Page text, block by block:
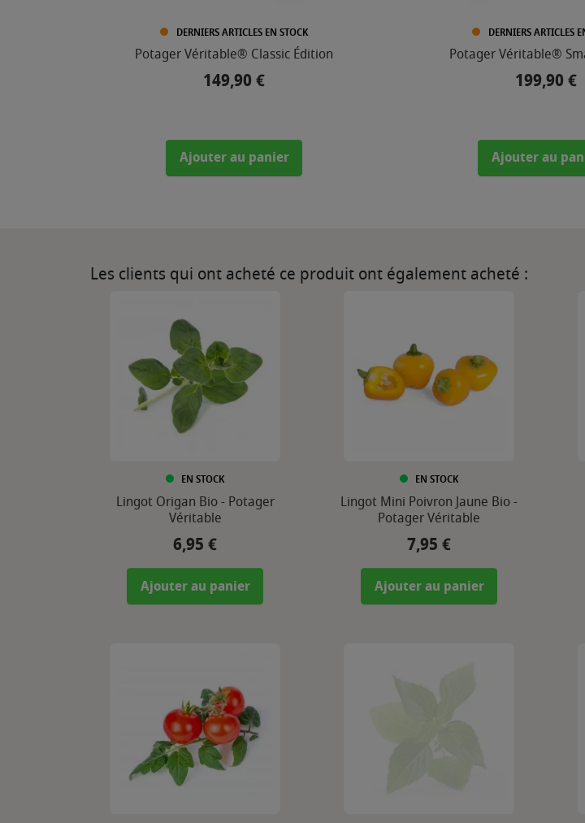
DERNIERS ARTICLES EN STOCK
Potager Véritable® Classic Édition
Prix
149,90 €
Ajouter au panier
DERNIERS ARTICLES
Potager Véritable®
Prix
199,90 €
Ajouter au
Les clients qui ont acheté ce produit ont également acheté :
EN STOCK
Lingot Origan Bio - Potager
Véritable
Prix
6,95 €
Ajouter au panier
EN STOCK
Lingot Mini Poivron Jaune Bio -
Potager Véritable
Prix
7,95 €
Ajouter au panier